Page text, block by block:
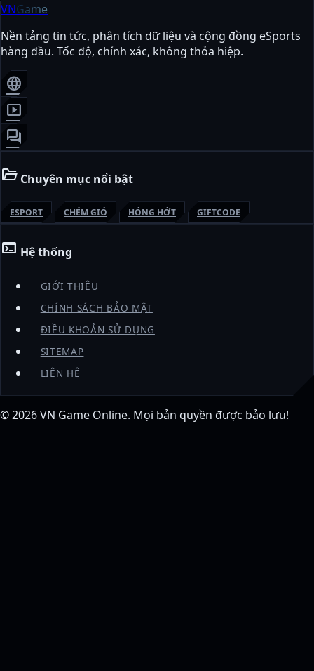
VNGame
Nền tảng tin tức, phân tích dữ liệu và cộng đồng eSports
hàng đầu. Tốc độ, chính xác, không thỏa hiệp.
language
smart_display
forum
folder_open Chuyên mục nổi bật
ESPORT CHÉM GIÓ HÓNG HỚT GIFTCODE
terminal Hệ thống
GIỚI THIỆU
CHÍNH SÁCH BẢO MẬT
ĐIỀU KHOẢN SỬ DỤNG
SITEMAP
LIÊN HỆ
© 2026VN Game Online. Mọi bản quyền được bảo lưu!